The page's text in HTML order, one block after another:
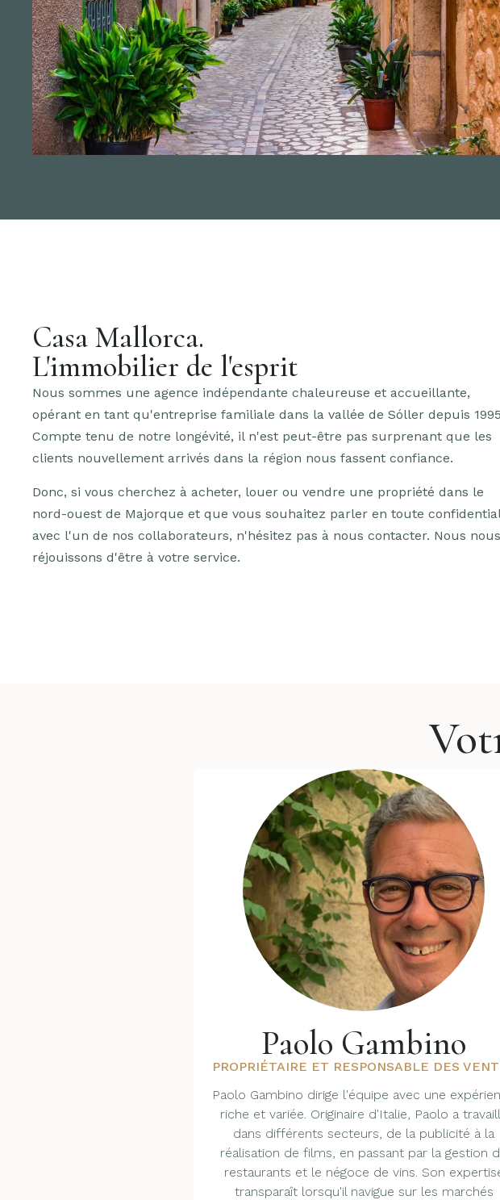
Casa Mallorca.
L'immobilier de l'esprit
Nous sommes une agence indépendante chaleureuse et accueillante,
opérant en tant qu'entreprise familiale dans la vallée de Sóller depuis
Compte tenu de notre longévité, il n'est peut-être pas surprenant que les
clients nouvellement arrivés dans la région nous fassent confiance.
Donc, si vous cherchez à acheter, louer ou vendre une propriété dans le
nord-ouest de Majorque et que vous souhaitez parler en toute
avec l'un de nos collaborateurs, n'hésitez pas à nous contacter. Nous nous
réjouissons d'être à votre service.
Paolo Gambino
PROPRIÉTAIRE ET RESPONSABLE DES
Paolo Gambino dirige l'équipe avec une
riche et variée. Originaire d'Italie, Paolo a
dans différents secteurs, de la publicité à la
réalisation de films, en passant par la gestion
restaurants et le négoce de vins. Son
transparaît lorsqu'il navigue sur les marchés